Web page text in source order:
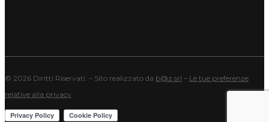
© 2026 Diritti Riservati. – Sito realizzato da b@z srl – Le tue preferenze
relative alla privacy